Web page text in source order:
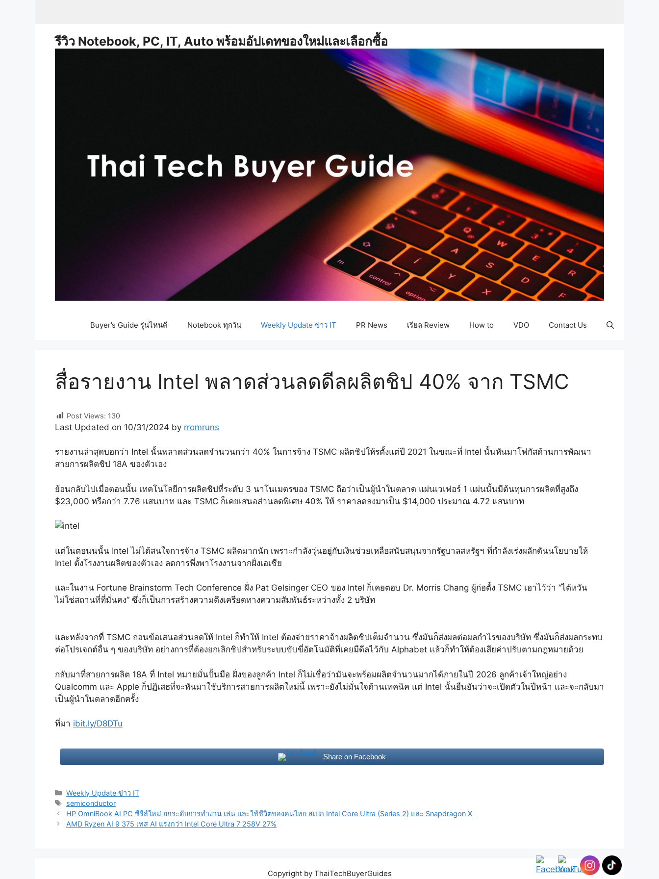
รีวิว Notebook, PC, IT, Auto พร้อมอัปเดทของใหม่และเลือกซื้อ
Buyer’s Guide รุ่นไหนดี Notebook ทุกวัน Weekly Update ข่าว IT PR News เรียล Review How to VDO Contact Us
สื่อรายงาน Intel พลาดส่วนลดดีลผลิตชิป 40% จาก TSMC
Post Views: 130
Last Updated on 10/31/2024 by rromruns
รายงานล่าสุดบอกว่า Intel นั้นพลาดส่วนลดจำนวนกว่า 40% ในการจ้าง TSMC ผลิตชิปให้รตั้งแต่ปี 2021 ในขณะที่ Intel นั้นหันมาโฟกัสด้านการพัฒนา
สายการผลิตชิป 18A ของตัวเอง
ย้อนกลับไปเมื่อตอนนั้น เทคโนโลยีการผลิตชิปที่ระดับ 3 นาโนเมตรของ TSMC ถือว่าเป็นผู้นำในตลาด แผ่นเวเฟอร์ 1 แผ่นนั้นมีต้นทุนการผลิตที่สูงถึง
$23,000 หรือกว่า 7.76 แสนบาท และ TSMC ก็เคยเสนอส่วนลดพิเศษ 40% ให้ ราคาลดลงมาเป็น $14,000 ประมาณ 4.72 แสนบาท
แต่ในตอนนนั้น Intel ไม่ได้สนใจการจ้าง TSMC ผลิตมากนัก เพราะกำลังวุ่นอยู่กับเงินช่วยเหลือสนับสนุนจากรัฐบาลสหรัฐฯ ที่กำลังเร่งผลักดันนโยบายให้
Intel ตั้งโรงงานผลิตของตัวเอง ลดการพึ่งพาโรงงานจากฝั่งเอเชีย
และในงาน Fortune Brainstorm Tech Conference ฝั่ง Pat Gelsinger CEO ของ Intel ก็เคยตอบ Dr. Morris Chang ผู้ก่อตั้ง TSMC เอาไว้ว่า “ไต้หวัน
ไม่ใช่สถานที่ที่มั่นคง” ซึ่งก็เป็นการสร้างความตึงเครียดทางความสัมพันธ์ระหว่างทั้ง 2 บริษัท
และหลังจากที่ TSMC ถอนข้อเสนอส่วนลดให้ Intel ก็ทำให้ Intel ต้องจ่ายราคาจ้างผลิตชิปเต็มจำนวน ซึ่งมันก็ส่งผลต่อผลกำไรของบริษัท ซึ่งมันก็ส่งผลกระทบ
ต่อโปรเจกต์อื่น ๆ ของบริษัท อย่างการที่ต้องยกเลิกชิปสำหรับระบบขับขี่อัตโนมัติที่เคยมีดีลไว้กับ Alphabet แล้วก็ทำให้ต้องเสียค่าปรับตามกฎหมายด้วย
กลับมาที่สายการผลิต 18A ที่ Intel หมายมั่นปั้นมือ ฝั่งของลูกค้า Intel ก็ไม่เชื่อว่ามันจะพร้อมผลิตจำนวนมากได้ภายในปี 2026 ลูกค้าเจ้าใหญ่อย่าง
Qualcomm และ Apple ก็ปฏิเสธที่จะหันมาใช้บริการสายการผลิตใหม่นี้ เพราะยังไม่มั่นใจด้านเทคนิค แต่ Intel นั้นยืนยันว่าจะเปิดตัวในปีหน้า และจะกลับมา
เป็นผู้นำในตลาดอีกครั้ง
ที่มา ibit.ly/D8DTu
Share on Facebook
Categories
Weekly Update ข่าว IT
Tags
semiconductor
Post
navigation
HP OmniBook AI PC ซีรีส์ใหม่ ยกระดับการทำงาน เล่น และใช้ชีวิตของคนไทย สเปก Intel Core Ultra (Series 2) และ Snapdragon X
AMD Ryzen AI 9 375 เทส AI แรงกว่า Intel Core Ultra 7 258V 27%
Copyright by ThaiTechBuyerGuides